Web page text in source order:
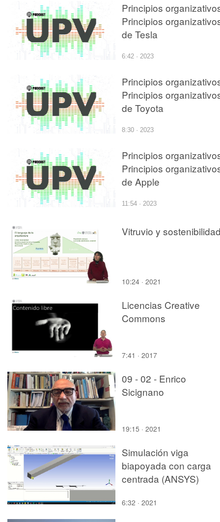
Principios
Principios
de Tesla
6:42 · 2023
Principios
Principios
de Toyota
8:30 · 2023
Principios
Principios
de Apple
11:54 · 2023
Vitruvio y
10:24 · 2021
Licencias Creative
Commons
7:41 · 2017
09 - 02 - Enrico
Sicignano
19:15 · 2021
Simulación viga
biapoyada con carga
centrada (ANSYS)
6:32 · 2021